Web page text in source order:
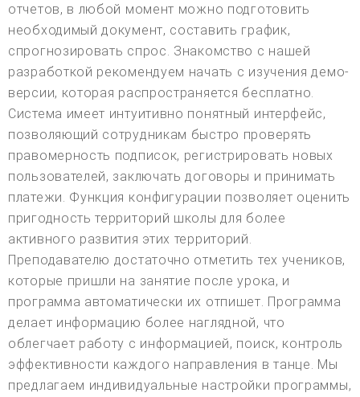
отчетов, в любой момент можно подготовить
необходимый документ, составить график,
спрогнозировать спрос. Знакомство с нашей
разработкой рекомендуем начать с изучения демо-
версии, которая распространяется бесплатно.
Система имеет интуитивно понятный интерфейс,
позволяющий сотрудникам быстро проверять
правомерность подписок, регистрировать новых
пользователей, заключать договоры и принимать
платежи. Функция конфигурации позволяет оценить
пригодность территорий школы для более
активного развития этих территорий.
Преподавателю достаточно отметить тех учеников,
которые пришли на занятие после урока, и
программа автоматически их отпишет. Программа
делает информацию более наглядной, что
облегчает работу с информацией, поиск, контроль
эффективности каждого направления в танце. Мы
предлагаем индивидуальные настройки программы,